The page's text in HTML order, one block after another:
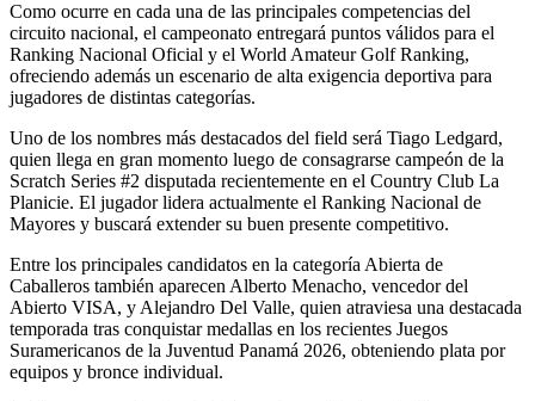
Como ocurre en cada una de las principales competencias del
circuito nacional, el campeonato entregará puntos válidos para el
Ranking Nacional Oficial y el World Amateur Golf Ranking,
ofreciendo además un escenario de alta exigencia deportiva para
jugadores de distintas categorías.
Uno de los nombres más destacados del field será Tiago Ledgard,
quien llega en gran momento luego de consagrarse campeón de la
Scratch Series #2 disputada recientemente en el Country Club La
Planicie. El jugador lidera actualmente el Ranking Nacional de
Mayores y buscará extender su buen presente competitivo.
Entre los principales candidatos en la categoría Abierta de
Caballeros también aparecen Alberto Menacho, vencedor del
Abierto VISA, y Alejandro Del Valle, quien atraviesa una destacada
temporada tras conquistar medallas en los recientes Juegos
Suramericanos de la Juventud Panamá 2026, obteniendo plata por
equipos y bronce individual.